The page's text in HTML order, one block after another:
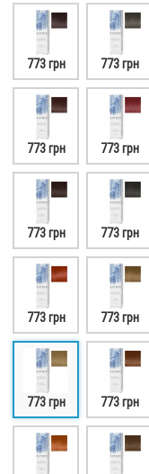
773 грн 773 грн
773 грн 773 грн
773 грн 773 грн
773 грн 773 грн
773 грн 773 грн